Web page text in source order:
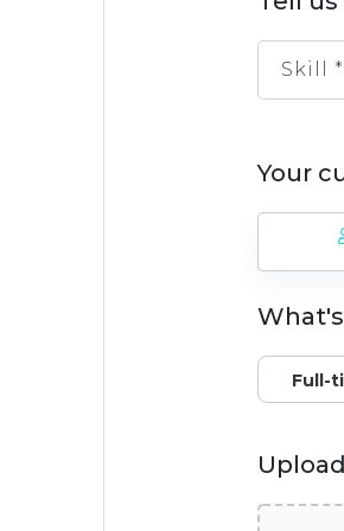
Skill *
Your
Full-